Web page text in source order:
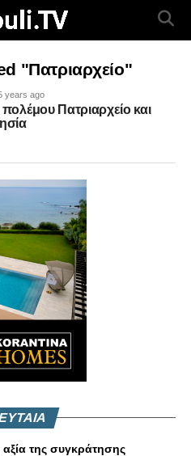
"Πατριαρχείο"
years ago
Πατριαρχείο και
αξία της συγκράτησης